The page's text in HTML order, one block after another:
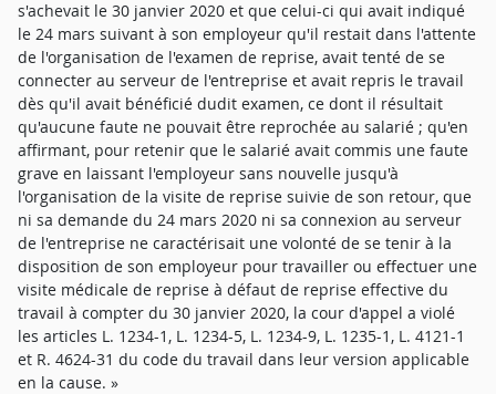
s'achevait le 30 janvier 2020 et que celui-ci qui avait indiqué
le 24 mars suivant à son employeur qu'il restait dans l'attente
de l'organisation de l'examen de reprise, avait tenté de se
connecter au serveur de l'entreprise et avait repris le travail
dès qu'il avait bénéficié dudit examen, ce dont il résultait
qu'aucune faute ne pouvait être reprochée au salarié ; qu'en
affirmant, pour retenir que le salarié avait commis une faute
grave en laissant l'employeur sans nouvelle jusqu'à
l'organisation de la visite de reprise suivie de son retour, que
ni sa demande du 24 mars 2020 ni sa connexion au serveur
de l'entreprise ne caractérisait une volonté de se tenir à la
disposition de son employeur pour travailler ou effectuer une
visite médicale de reprise à défaut de reprise effective du
travail à compter du 30 janvier 2020, la cour d'appel a violé
les articles L. 1234-1, L. 1234-5, L. 1234-9, L. 1235-1, L. 4121-1
et R. 4624-31 du code du travail dans leur version applicable
en la cause. »